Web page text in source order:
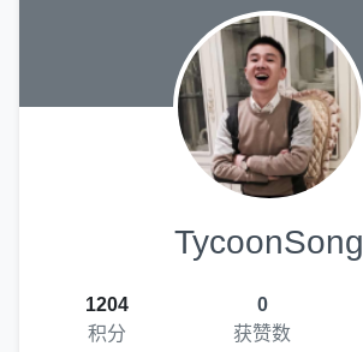
TycoonSong
1204
积分
0
获赞数